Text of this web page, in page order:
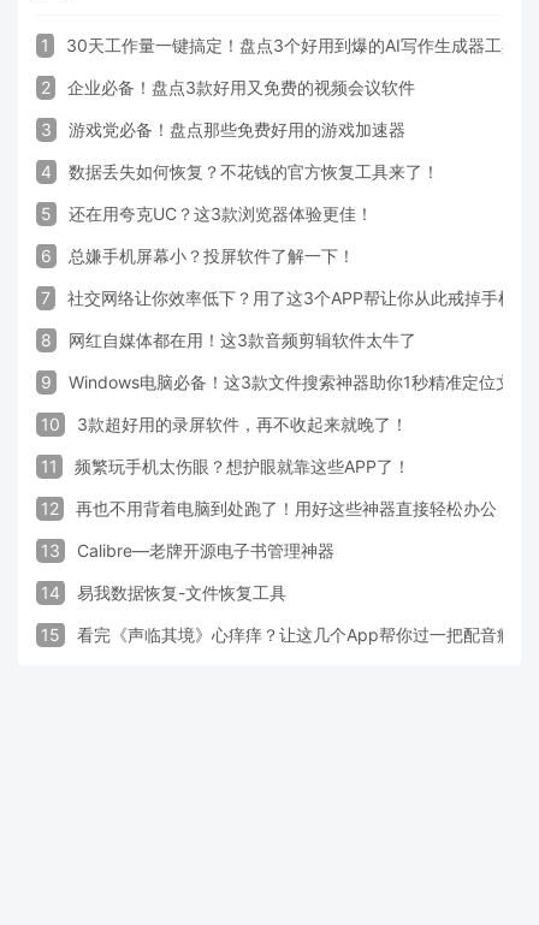
1 30天工作量一键搞定！盘点3个好用到爆的AI写作生成器工具
2 企业必备！盘点3款好用又免费的视频会议软件
3 游戏党必备！盘点那些免费好用的游戏加速器
4 数据丢失如何恢复？不花钱的官方恢复工具来了！
5 还在用夸克UC？这3款浏览器体验更佳！
6 总嫌手机屏幕小？投屏软件了解一下！
7 社交网络让你效率低下？用了这3个APP帮让你从此戒掉手机！
8 网红自媒体都在用！这3款音频剪辑软件太牛了
9 Windows电脑必备！这3款文件搜索神器助你1秒精准定位文件
10 3款超好用的录屏软件，再不收起来就晚了！
11 频繁玩手机太伤眼？想护眼就靠这些APP了！
12 再也不用背着电脑到处跑了！用好这些神器直接轻松办公
13 Calibre—老牌开源电子书管理神器
14 易我数据恢复-文件恢复工具
15 看完《声临其境》心痒痒？让这几个App帮你过一把配音瘾